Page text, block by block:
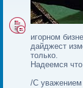
игорном
дайджест
только.
Надеемся
/С